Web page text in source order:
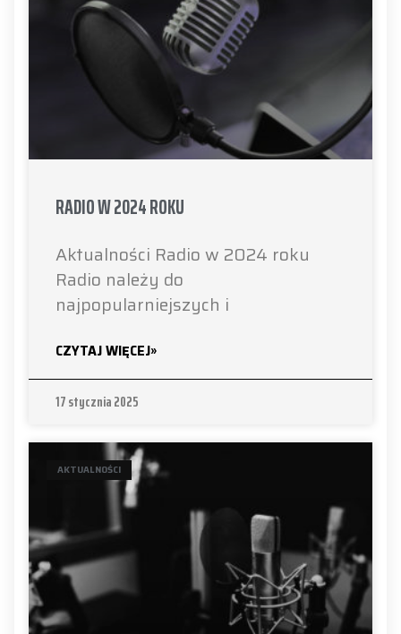
RADIO W 2024 ROKU
Aktualności Radio w 2024 roku
Radio należy do
najpopularniejszych i
CZYTAJ WIĘCEJ»
17 stycznia 2025
AKTUALNOŚCI